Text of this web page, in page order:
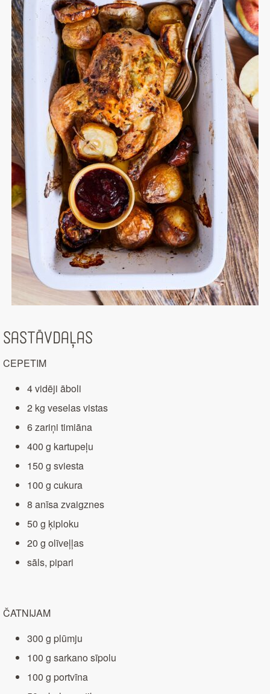
Sastāvdaļas
CEPETIM
4 vidēji āboli
2 kg veselas vistas
6 zariņi timiāna
400 g kartupeļu
150 g sviesta
100 g cukura
8 anīsa zvaigznes
50 g ķiploku
20 g olīveļļas
sāls, pipari
ČATNIJAM
300 g plūmju
100 g sarkano sīpolu
100 g portvīna